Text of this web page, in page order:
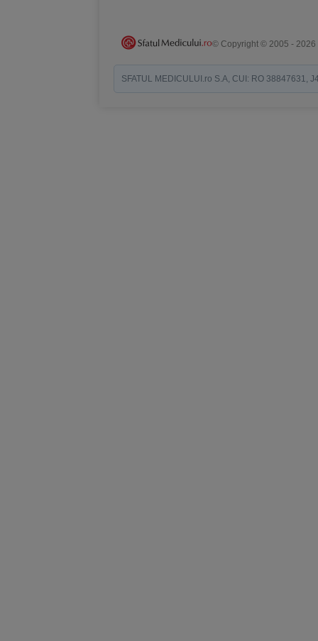
© Copyright © 2005 - 2026
SFATUL MEDICULUI.ro S.A, CUI: RO 38847631,